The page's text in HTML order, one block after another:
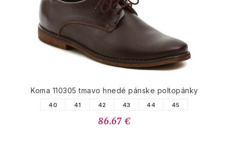
Koma 110305 tmavo hnedé pánske poltopánky
40 41 42 43 44 45
86.67 €